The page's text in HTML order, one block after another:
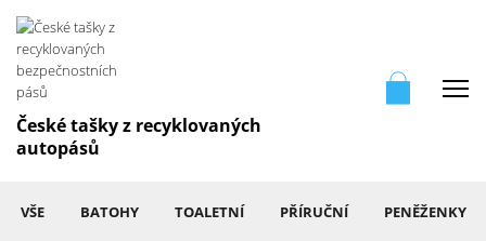
České tašky z recyklovaných
autopásů
VŠE BATOHY TOALETNÍ PŘÍRUČNÍ PENĚŽENKY